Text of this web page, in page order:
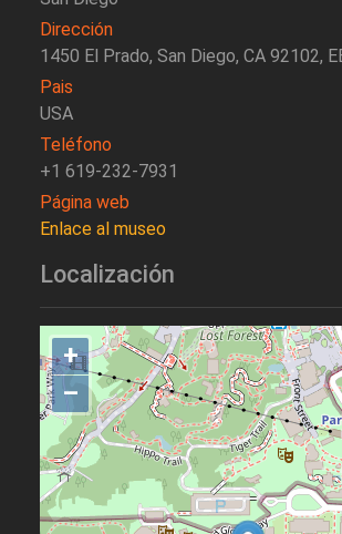
Dirección
1450 El Prado, San Diego, CA 92102,
Pais
USA
Teléfono
+1 619-232-7931
Página web
Enlace al museo
Localización
+
–